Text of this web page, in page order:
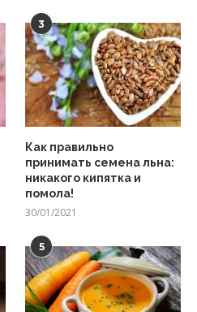
3
Как правильно
принимать семена льна:
никакого кипятка и
помола!
30/01/2021
5